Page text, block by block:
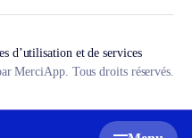
d’utilisation et de services
MerciApp. Tous droits réservés.